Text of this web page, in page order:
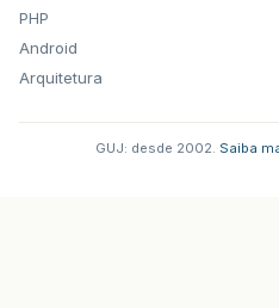
PHP
Android
Arquitetura
GUJ: desde 2002. Saiba